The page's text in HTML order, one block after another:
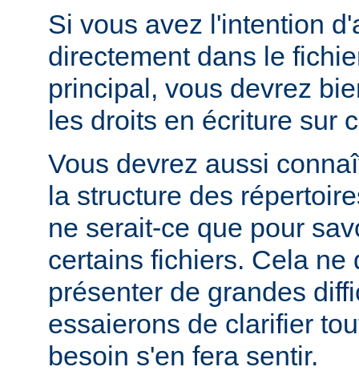
Si vous avez l'intention
directement dans le
principal, vous devrez
les droits en écriture sur
Vous devrez aussi
la structure des
ne serait-ce que pour
certains fichiers. Cela ne
présenter de grandes
essaierons de clarifier
besoin s'en fera sentir.